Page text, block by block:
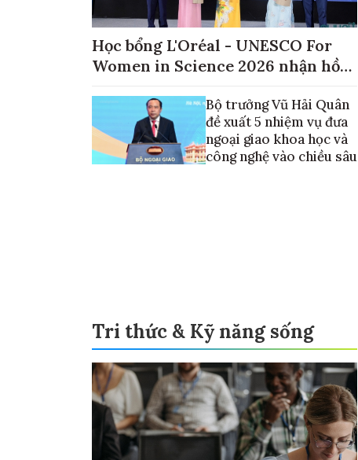
Học bổng L'Oréal - UNESCO For
Women in Science 2026 nhận hồ
Bộ trưởng Vũ Hải Quân
đề xuất 5 nhiệm vụ đưa
ngoại giao khoa học và
công nghệ vào chiều sâu
Tri thức & Kỹ năng sống